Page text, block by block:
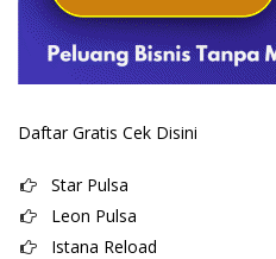
Daftar Gratis Cek Disini
Star Pulsa
Leon Pulsa
Istana Reload